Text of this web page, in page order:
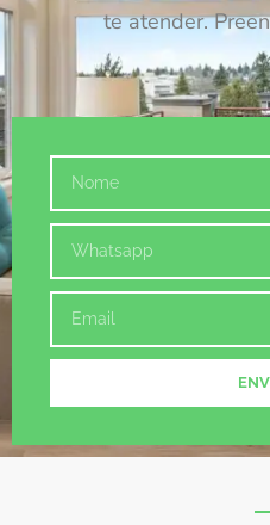
te atender.